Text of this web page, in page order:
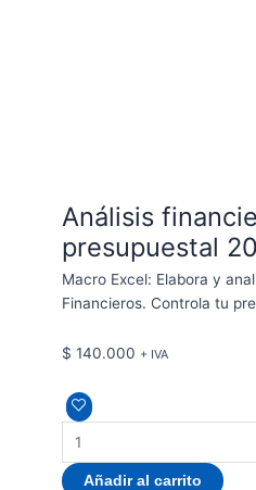
Análisis
presupuestal
Macro Excel: Elabora y
Financieros. Controla tu
$ 140.000 + IVA
Añadir al carrito